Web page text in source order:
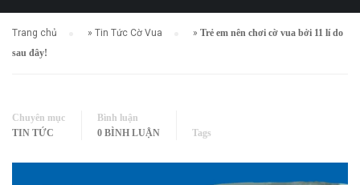
Trang chủ » Tin Tức Cờ Vua » Trẻ em nên chơi cờ vua bởi 11 lí do
sau đây!
Chuyên mục
TIN TỨC
Bình luận
0 BÌNH LUẬN
Tags